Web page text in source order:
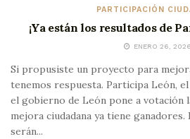
PARTICIPACIÓN
¡Ya están los resultados de
ENERO 26, 2026
Si propusiste un proyecto para
tenemos respuesta. Participa León,
el gobierno de León pone a votación
mejora ciudadana ya tiene ganadores.
serán...